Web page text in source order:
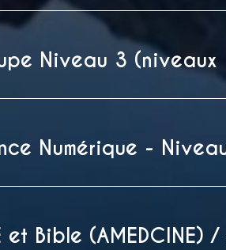
Bible (AMEDCINE) /